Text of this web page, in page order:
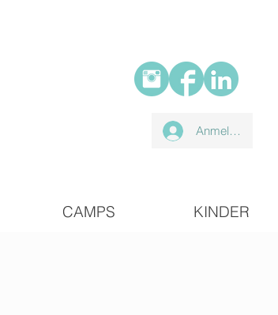
Anmelden
CAMPS KINDER